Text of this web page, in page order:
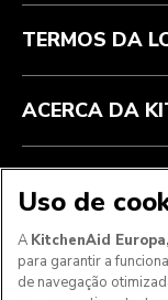
Perguntas frequentes
ODR
TERMOS DA
ACERCA DA
Uso de
A KitchenAid
para garantir a
de navegação